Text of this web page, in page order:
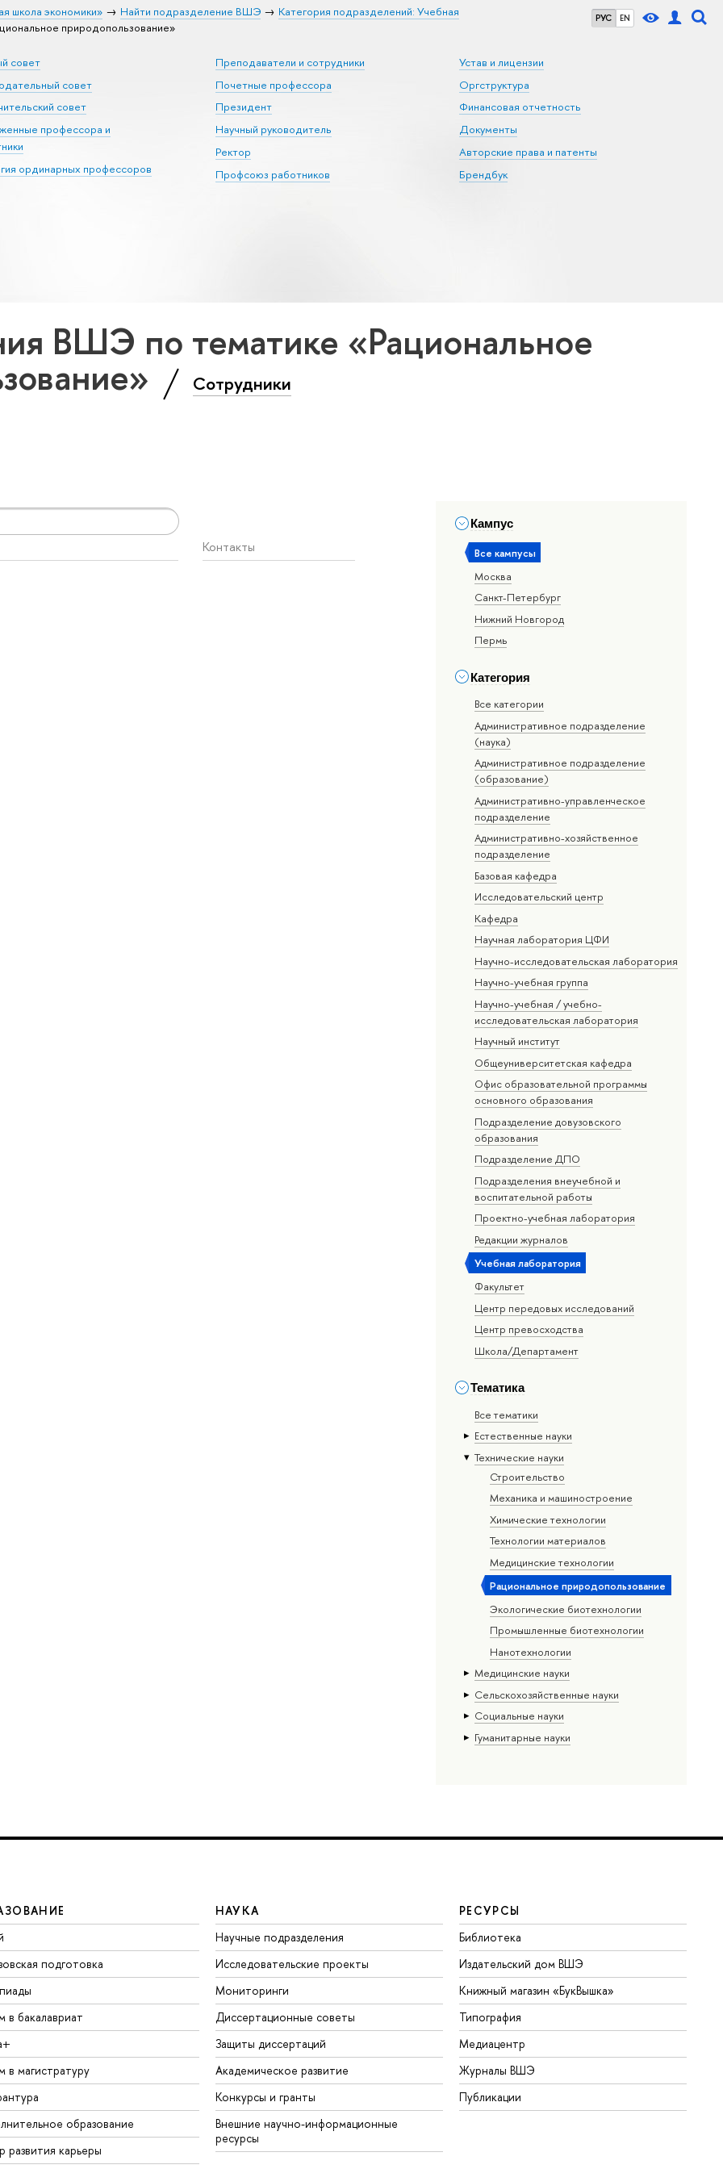
РУС EN
школа экономики» Найти подразделение ВШЭ
Категория подразделений: Учебная
природопользование»
совет
совет
совет
профессора и
ординарных профессоров
Преподаватели и сотрудники
Почетные профессора
Президент
Научный руководитель
Ректор
Профсоюз работников
Устав и лицензии
Оргструктура
Финансовая отчетность
Документы
Авторские права и патенты
Брендбук
ВШЭ по тематике «Рациональное
Сотрудники
Кампус
Все кампусы
Москва
Санкт-Петербург
Нижний Новгород
Пермь
Категория
Все категории
Административное подразделение
(наука)
Административное подразделение
(образование)
Административно-управленческое
подразделение
Административно-хозяйственное
подразделение
Базовая кафедра
Исследовательский центр
Кафедра
Научная лаборатория ЦФИ
Научно-исследовательская лаборатория
Научно-учебная группа
Научно-учебная / учебно-
исследовательская лаборатория
Научный институт
Общеуниверситетская кафедра
Офис образовательной программы
основного образования
Подразделение довузовского
образования
Подразделение ДПО
Подразделения внеучебной и
воспитательной работы
Проектно-учебная лаборатория
Редакции журналов
Учебная лаборатория
Факультет
Центр передовых исследований
Центр превосходства
Школа/Департамент
Тематика
Все тематики
Естественные науки
Тех­ничес­кие науки
Строительство
Механика и машиностроение
Химические технологии
Технологии материалов
Медицинские технологии
Рациональное природопользование
Экологические биотехнологии
Промышленные биотехнологии
Нанотехнологии
Медицинские науки
Сельскохозяйственные науки
Социальные науки
Гуманитарные науки
Контакты
подготовка
в бакалавриат
в магистратуру
образование
развития карьеры
НАУКА
Научные подразделения
Исследовательские проекты
Мониторинги
Диссертационные советы
Защиты диссертаций
Академическое развитие
Конкурсы и гранты
Внешние научно-информационные
ресурсы
РЕСУРСЫ
Библиотека
Издательский дом ВШЭ
Книжный магазин «БукВышка»
Типография
Медиацентр
Журналы ВШЭ
Публикации